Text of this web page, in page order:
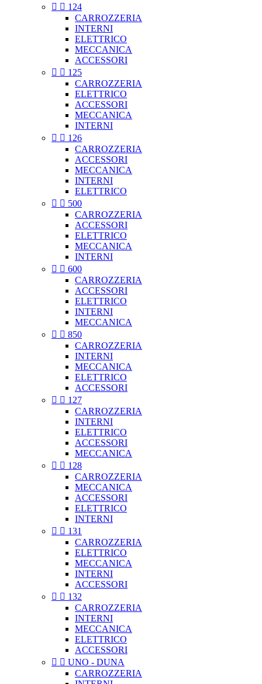
  124
CARROZZERIA
INTERNI
ELETTRICO
MECCANICA
ACCESSORI
  125
CARROZZERIA
ELETTRICO
ACCESSORI
MECCANICA
INTERNI
  126
CARROZZERIA
ACCESSORI
MECCANICA
INTERNI
ELETTRICO
  500
CARROZZERIA
ACCESSORI
ELETTRICO
MECCANICA
INTERNI
  600
CARROZZERIA
ACCESSORI
ELETTRICO
INTERNI
MECCANICA
  850
CARROZZERIA
INTERNI
MECCANICA
ELETTRICO
ACCESSORI
  127
CARROZZERIA
INTERNI
ELETTRICO
ACCESSORI
MECCANICA
  128
CARROZZERIA
MECCANICA
ACCESSORI
ELETTRICO
INTERNI
  131
CARROZZERIA
ELETTRICO
MECCANICA
INTERNI
ACCESSORI
  132
CARROZZERIA
INTERNI
MECCANICA
ELETTRICO
ACCESSORI
  UNO - DUNA
CARROZZERIA